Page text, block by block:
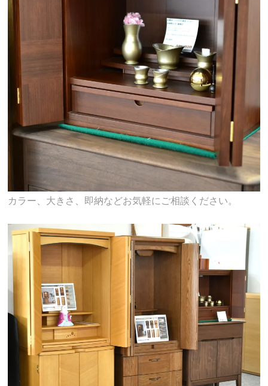
カラー、大きさ、即納などお気軽にご相談ください。